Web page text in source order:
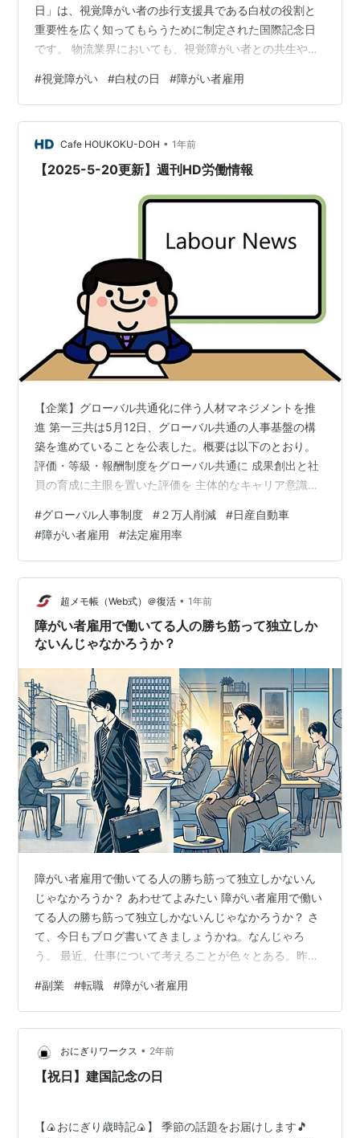
日」は、視覚障がい者の歩行支援具である白杖の役割と
重要性を広く知ってもらうために制定された国際記念日
です。 物流業界においても、視覚障がい者との共生や雇
とは？その役割と進化 1. 白杖の基本機能 障害物の検知と
回避 周囲への「視覚障がい者である」ことの認知 安全な
歩行のための空間把握 2. スマート白杖の登場 GPS連携・
音声ナビゲーション機能 障害物検知センサー搭載 スマホ
アプリとの連動で屋内外の移動支援 🚚 物流業界と視覚障
#視覚障がい #白杖の日 #障がい者雇用
Cafe HOUKOKU-DOH • 1年前
【2025-5-20更新】週刊HD労働情報
【企業】グローバル共通化に伴う人材マネジメントを推
進 第一三共は5月12日、グローバル共通の人事基盤の構
築を進めていることを公表した。概要は以下のとおり。
評価・等級・報酬制度をグローバル共通に 成果創出と社
員の育成に主眼を置いた評価を 主体的なキャリア意識と
本給は新等級体系に応じたテーブルを再設計 新卒新入社
員（大卒の研究職・営業職）の初任給水準を３５万円に
www.jil.go.jp 【企業】人員を２万人、車両生産工場を17
から10へ削減 日産自動車は５月13日、経営再建計画
Re:Nissanを発表した。概要は以下のとおり。 2026年…
#グローバル人事制度 #２万人削減 #日産自動車
#障がい者雇用 #法定雇用率
超メモ帳（Web式）＠復活 • 1年前
障がい者雇用で働いてる人の勝ち筋って独立しか
ないんじゃなかろうか？
障がい者雇用で働いてる人の勝ち筋って独立しかないん
じゃなかろうか？ あわせてよみたい 障がい者雇用で働い
てる人の勝ち筋って独立しかないんじゃなかろうか？ さ
て、今日もブログ書いてきましょうかね。なんじゃろ
う。 最近、仕事について考えることが色々とある。昨
ガイド』みたいな技術書を読んでたんだけど、その中に
「テストというのはチームでコードの品質を保証する責
務」と書かれてあって、ふと自分の業務のことを思い返
してしまった。 今、自分はテスト業務を任されているん
だけど、バグを修正する権限は与えられていない。た
#副業 #転職 #障がい者雇用
おにぎりワークス • 2年前
【祝日】建国記念の日
【🍙おにぎり歳時記🍙】 季節の話題をお届けします🎵